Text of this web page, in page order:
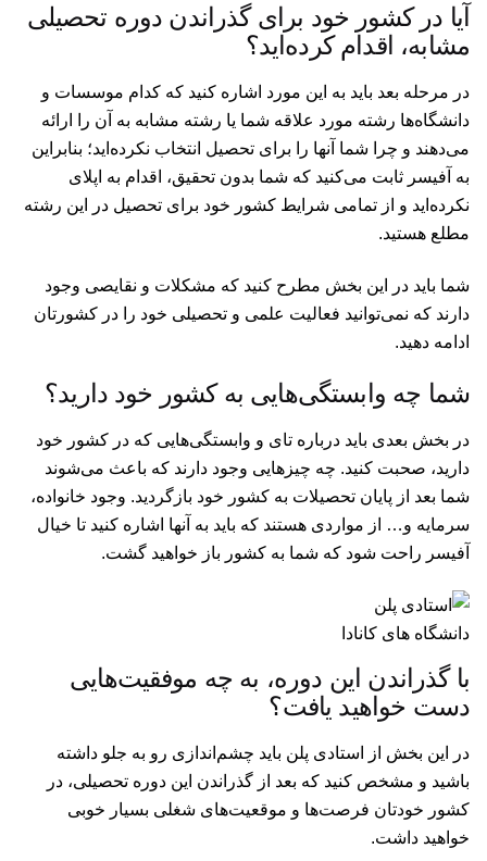
آیا در کشور خود برای گذراندن دوره تحصیلی
مشابه، اقدام کرده‌اید؟
در مرحله بعد باید به این مورد اشاره کنید که کدام موسسات و
دانشگاه‌ها رشته مورد علاقه شما یا رشته مشابه به آن را ارائه
می‌دهند و چرا شما آنها را برای تحصیل انتخاب نکرده‌اید؛ بنابراین
به آفیسر ثابت می‌کنید که شما بدون تحقیق، اقدام به اپلای
نکرده‌اید و از تمامی شرایط کشور خود برای تحصیل در این رشته
مطلع هستید.
شما باید در این بخش مطرح کنید که مشکلات و نقایصی وجود
دارند که نمی‌توانید فعالیت علمی و تحصیلی خود را در کشورتان
ادامه دهید.
شما چه وابستگی‌هایی به کشور خود دارید؟
در بخش بعدی باید درباره تای و وابستگی‌هایی که در کشور خود
دارید، صحبت کنید. چه چیزهایی وجود دارند که باعث می‌شوند
شما بعد از پایان تحصیلات به کشور خود بازگردید. وجود خانواده،
سرمایه و… از مواردی هستند که باید به آنها اشاره کنید تا خیال
آفیسر راحت شود که شما به کشور باز خواهید گشت.
دانشگاه های کانادا
با گذراندن این دوره، به چه موفقیت‌هایی
دست خواهید یافت؟
در این بخش از استادی پلن باید چشم‌اندازی رو به جلو داشته
باشید و مشخص کنید که بعد از گذراندن این دوره تحصیلی، در
کشور خودتان فرصت‌ها و موقعیت‌های شغلی بسیار خوبی
خواهید داشت.